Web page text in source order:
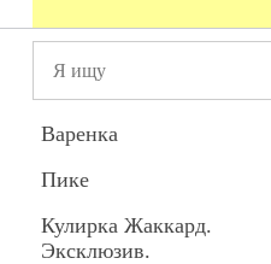
Варенка
Пике
Кулирка Жаккард.
Эксклюзив.